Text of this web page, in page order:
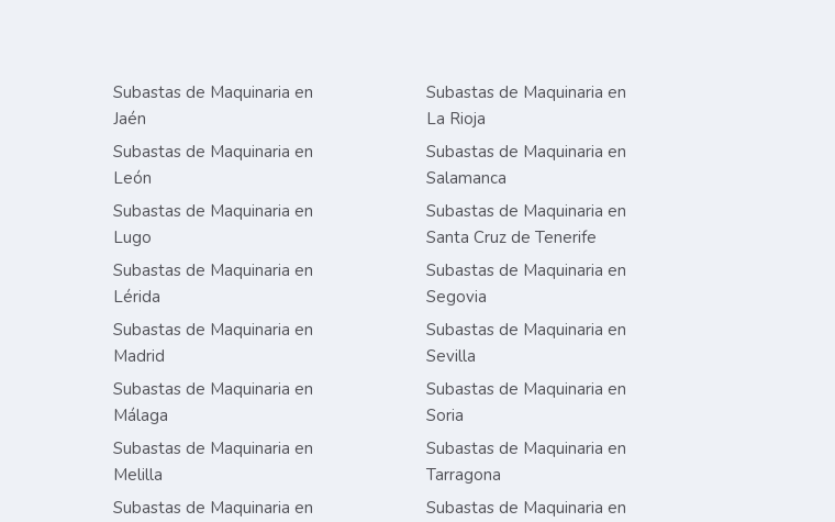
Subastas de Maquinaria en
Jaén
Subastas de Maquinaria en
León
Subastas de Maquinaria en
Lugo
Subastas de Maquinaria en
Lérida
Subastas de Maquinaria en
Madrid
Subastas de Maquinaria en
Málaga
Subastas de Maquinaria en
Melilla
Subastas de Maquinaria en
Subastas de Maquinaria en
La Rioja
Subastas de Maquinaria en
Salamanca
Subastas de Maquinaria en
Santa Cruz de Tenerife
Subastas de Maquinaria en
Segovia
Subastas de Maquinaria en
Sevilla
Subastas de Maquinaria en
Soria
Subastas de Maquinaria en
Tarragona
Subastas de Maquinaria en